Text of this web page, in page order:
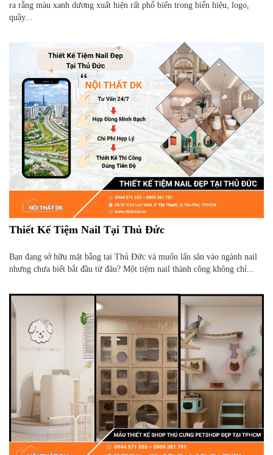
ra rằng màu xanh dương xuất hiện rất phổ biến trong biển hiệu, logo,
quầy...
Thiết Kế Tiệm Nail Tại Thủ Đức
Bạn đang sở hữu mặt bằng tại Thủ Đức và muốn lấn sân vào ngành nail
nhưng chưa biết bắt đầu từ đâu? Một tiệm nail thành công không chỉ...